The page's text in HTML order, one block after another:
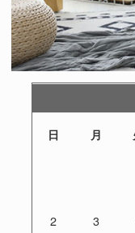
日 月
2 3